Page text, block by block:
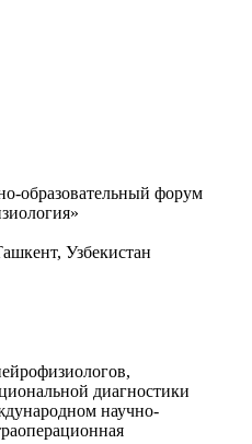
форум
Узбекистан
диагностики
научно-